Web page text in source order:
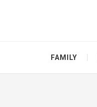
FAMILY